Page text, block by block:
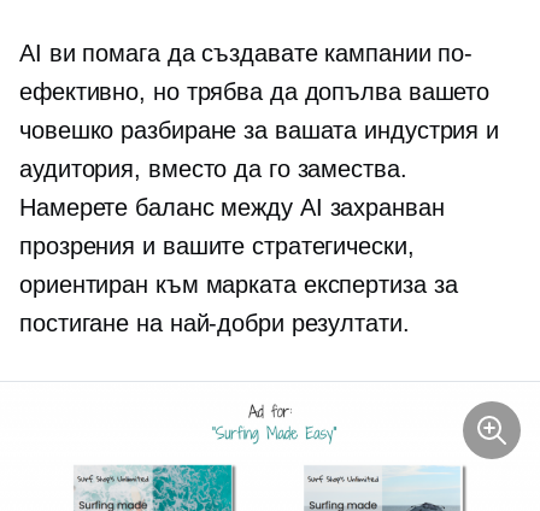
AI ви помага да създавате кампании по-
ефективно, но трябва да допълва вашето
човешко разбиране за вашата индустрия и
аудитория, вместо да го замества.
Намерете баланс между AI захранван
прозрения и вашите стратегически,
ориентиран към маркатаекспертиза за
постигане на най-добри резултати.